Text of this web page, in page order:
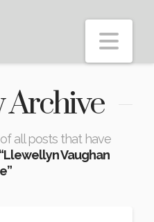
Archive
all posts that have
“Llewellyn Vaughan